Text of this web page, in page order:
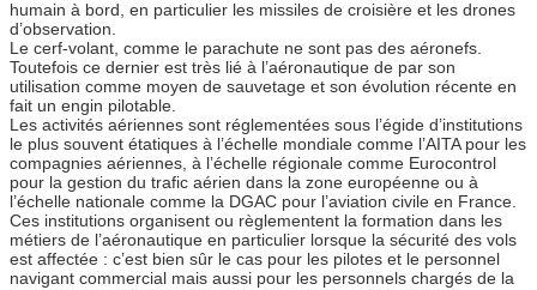
humain à bord, en particulier les missiles de croisière et les drones
d’observation.
Le cerf-volant, comme le parachute ne sont pas des aéronefs.
Toutefois ce dernier est très lié à l’aéronautique de par son
utilisation comme moyen de sauvetage et son évolution récente en
fait un engin pilotable.
Les activités aériennes sont réglementées sous l’égide d’institutions
le plus souvent étatiques à l’échelle mondiale comme l’AITA pour les
compagnies aériennes, à l’échelle régionale comme Eurocontrol
pour la gestion du trafic aérien dans la zone européenne ou à
l’échelle nationale comme la DGAC pour l’aviation civile en France.
Ces institutions organisent ou règlementent la formation dans les
métiers de l’aéronautique en particulier lorsque la sécurité des vols
est affectée : c’est bien sûr le cas pour les pilotes et le personnel
navigant commercial mais aussi pour les personnels chargés de la